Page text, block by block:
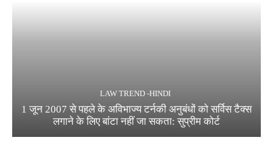
LAW TREND -HINDI
1 जून 2007 से पहले के अविभाज्य टर्नकी अनुबंधों को सर्विस टैक्स
लगाने के लिए बांटा नहीं जा सकता: सुप्रीम कोर्ट